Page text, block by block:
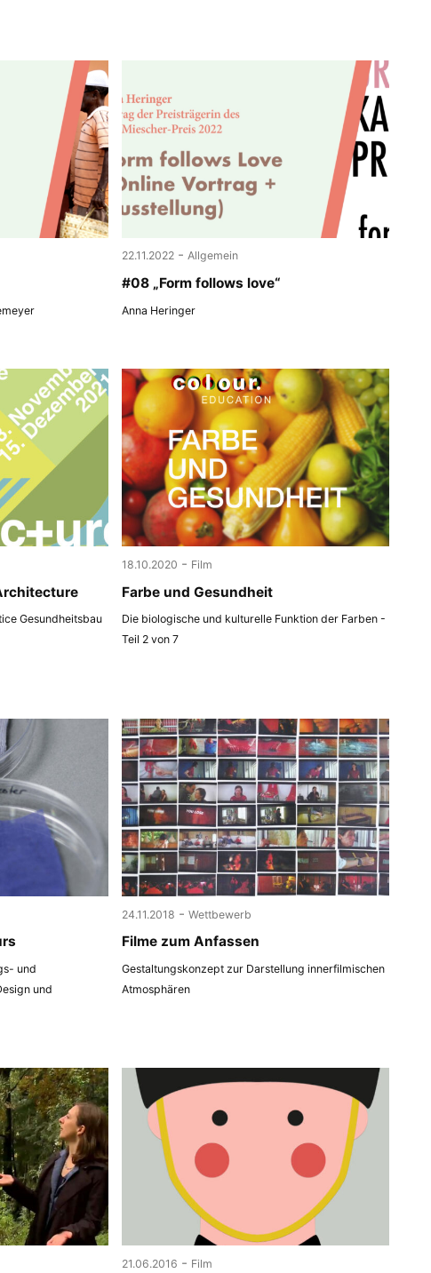
22.11.2022 - Allgemein
#08 „Form follows love“
Anna Heringer
Gesundheitsbau
18.10.2020 - Film
Farbe und Gesundheit
Die biologische und kulturelle Funktion der Farben -
Teil 2 von 7
und
und
24.11.2018 - Wettbewerb
Filme zum Anfassen
Gestaltungskonzept zur Darstellung innerfilmischen
Atmosphären
21.06.2016 - Film